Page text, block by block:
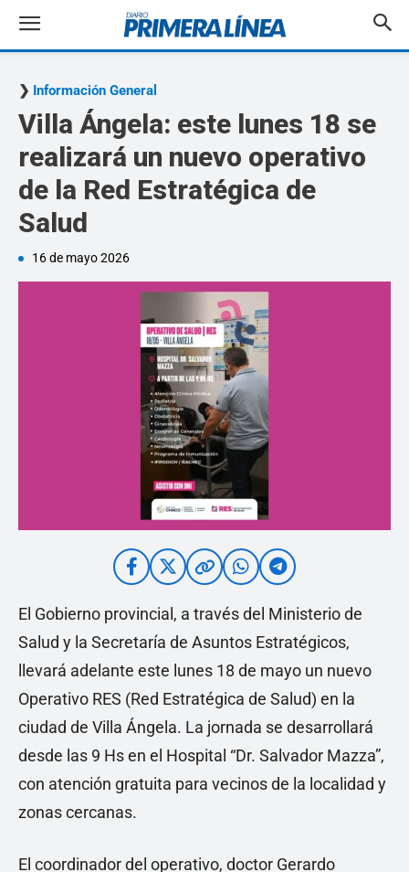
Información General
Villa Ángela: este lunes 18 se
realizará un nuevo operativo
de la Red Estratégica de
Salud
16 de mayo 2026
El Gobierno provincial, a través del Ministerio de
Salud y la Secretaría de Asuntos Estratégicos,
llevará adelante este lunes 18 de mayo un nuevo
Operativo RES (Red Estratégica de Salud) en la
ciudad de Villa Ángela. La jornada se desarrollará
desde las 9 Hs en el Hospital “Dr. Salvador Mazza”,
con atención gratuita para vecinos de la localidad y
zonas cercanas.
El coordinador del operativo, doctor Gerardo